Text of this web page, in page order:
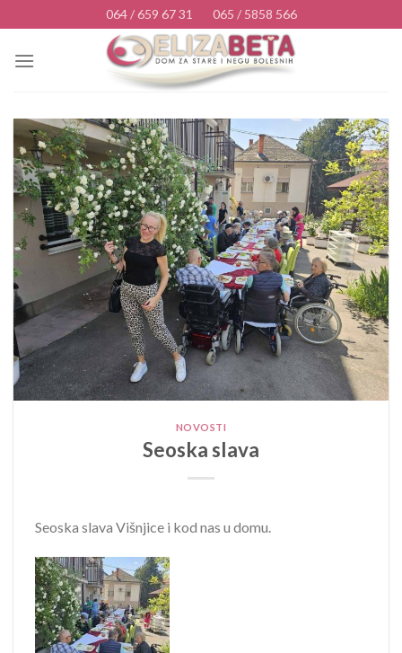
to
content
064 / 659 67 31 065 / 5858 566
NOVOSTI
Seoska slava
Seoska slava Višnjice i kod nas u domu.